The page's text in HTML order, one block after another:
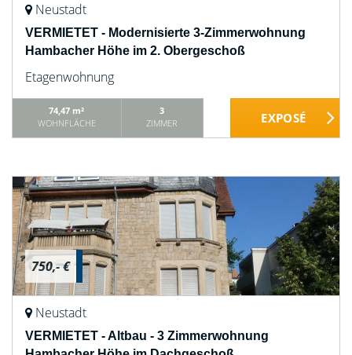
Neustadt
VERMIETET - Modernisierte 3-Zimmerwohnung
Hambacher Höhe im 2. Obergeschoß
Etagenwohnung
74,47 m²
WOHNFLÄCHE
3
ZIMMER
750,- €
Neustadt
VERMIETET - Altbau - 3 Zimmerwohnung